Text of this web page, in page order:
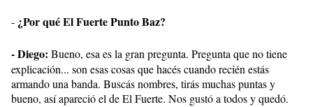
- ¿Por qué El Fuerte Punto Baz?
- Diego: Bueno, esa es la gran pregunta. Pregunta que no tiene
explicación... son esas cosas que hacés cuando recién estás
armando una banda. Buscás nombres, tirás muchas puntas y
bueno, así apareció el de El Fuerte. Nos gustó a todos y quedó.